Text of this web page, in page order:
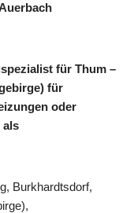
für Thum –
für
oder
als
Burkhardtsdorf,